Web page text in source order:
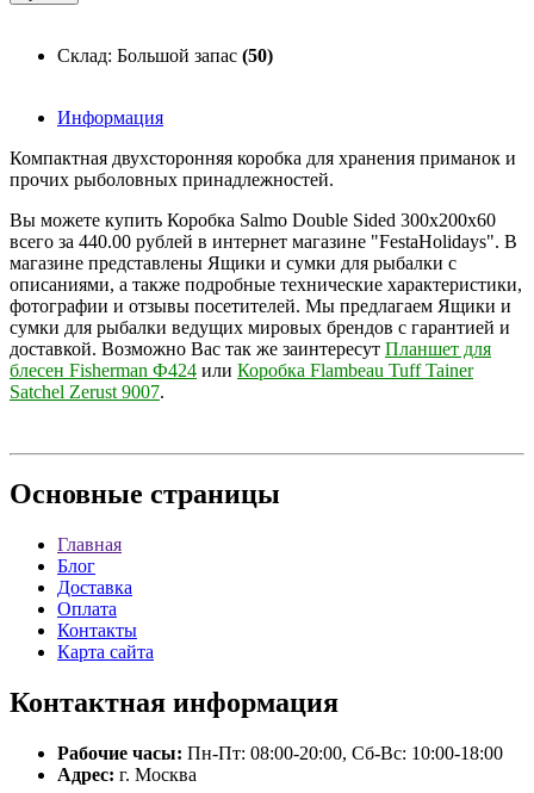
Склад: Большой запас (50)
Информация
Компактная двухсторонняя коробка для хранения приманок и
прочих рыболовных принадлежностей.
Вы можете купить Коробка Salmo Double Sided 300x200x60
всего за 440.00 рублей в интернет магазине "FestaHolidays". В
магазине представлены Ящики и сумки для рыбалки с
описаниями, а также подробные технические характеристики,
фотографии и отзывы посетителей. Мы предлагаем Ящики и
сумки для рыбалки ведущих мировых брендов с гарантией и
доставкой. Возможно Вас так же заинтересут Планшет для
блесен Fisherman Ф424 или Коробка Flambeau Tuff Tainer
Satchel Zerust 9007.
Основные страницы
Главная
Блог
Доставка
Оплата
Контакты
Карта сайта
Контактная информация
Рабочие часы: Пн-Пт: 08:00-20:00, Сб-Вс: 10:00-18:00
Адрес: г. Москва